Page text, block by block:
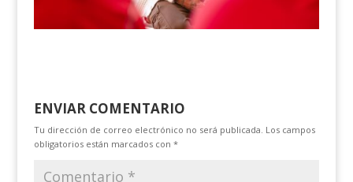
ENVIAR COMENTARIO
Tu dirección de correo electrónico no será publicada. Los campos
obligatorios están marcados con *